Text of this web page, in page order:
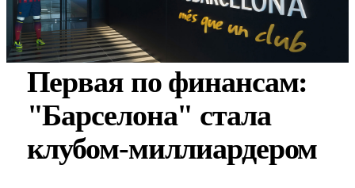
Первая по финансам:
"Барселона" стала
клубом-миллиардером